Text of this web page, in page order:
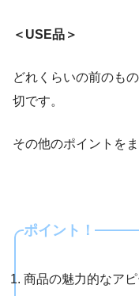
＜USE品＞
どれくらいの前のも
切です。
その他のポイントをま
ポイント！
商品の魅力的なア